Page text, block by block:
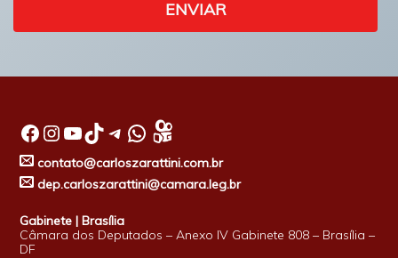
ENVIAR
Facebook InstagramYoutube TikTok Telegram WhatsApp
contato@carloszarattini.com.br
dep.carloszarattini@camara.leg.br
Gabinete | Brasília
Câmara dos Deputados – Anexo IV Gabinete 808 – Brasília –
DF